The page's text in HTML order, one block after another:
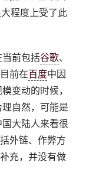
程度上受了此
当前包括谷歌、
前在百度中因
变动的时候，
自然，可能是
大陆人来看很
外链、作弊方
充，并没有做